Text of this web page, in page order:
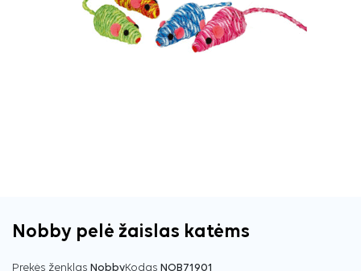
Nobby pelė žaislas katėms
Prekės ženklas NobbyKodas NOB71901